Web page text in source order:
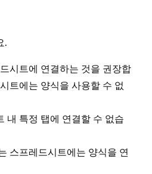
.
시트에 연결하는 것을 권장합
트에는 양식을 사용할 수 없
내 특정 탭에 연결할 수 없습
스프레드시트에는 양식을 연